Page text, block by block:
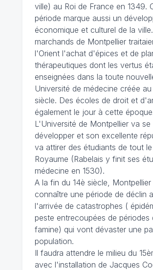
ville) au Roi de France en 1349.
période marque aussi un
économique et culturel de la
marchands de Montpellier
l'Orient l'achat d'épices et de
thérapeutiques dont les vertus
enseignées dans la toute
Université de médecine créée au
siècle. Des écoles de droit et
également le jour à cette
L'Université de Montpellier va se
développer et son excellente
va attirer des étudiants de tout le
Royaume (Rabelais y finit ses
médecine en 1530).
A la fin du 14è siècle, Montpellier
connaître une période de déclin
l'arrivée de catastrophes (
peste entrecoupées de périodes
famine) qui vont dévaster une
population.
Il faudra attendre le milieu du
avec l'installation de Jacques